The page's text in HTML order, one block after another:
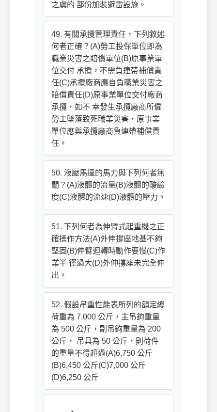
之虞的 部份加裝避雷設施。
49. 有關承攬管理責任，下列敘述
何者正確？(A)勞工投保單位即為
職業災害之賠償單位(B)原事業單
位交付 承攬，不需負連帶補償責
任(C)承攬廠商應自負職業災害之
賠償責任(D)原事業單位交付廠商
承攬，如不 幸發生承攬廠商所僱
勞工墜落致死職業災害，原事業
單位應與承攬廠商負連帶補償責
任。
50. 液壓馬達的馬力與下列何者無
關？(A)液體的流量(B)液體的酸鹼
度(C)液體的流速(D)液體的壓力。
51. 下列何者為伸臂式起重機之正
確操作方法(A)外伸撐座地基不夠
堅固(B)伸臂迴轉時動作要慢(C)作
業半 徑過大(D)外伸撐座未完全伸
出。
52. 假設吊重性能表所列的額定總
荷重為 7,000 公斤，主吊鉤重量
為 500 公斤，副吊鉤重量為 200
公斤， 吊具為 50 公斤，則荷件
的重量不得超過(A)6,750 公斤
(B)6,450 公斤(C)7,000 公斤
(D)6,250 公斤